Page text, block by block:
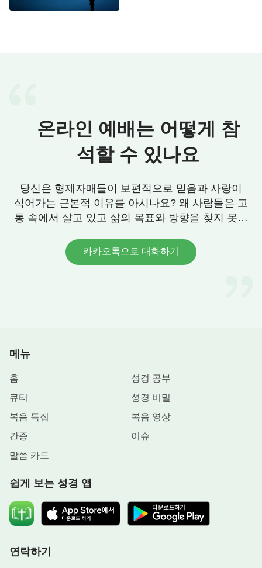
능력은 사람이 측량할 수 없고, 우주 만물의 모든 생
가정, 공부, 직장, 결혼, 일생의 복록과 평안, 사람의
전망, 생로병사 등 이 모든 것을 주관하거나 바꿀 수
있는 사람은 아무도 없습니다. 그것은 다 하나님께서
지금 딸의 병과 생사 그리고 딸이 살 수 있을지의 여
부는 가족 혹은 의사가 결정할 수 있는 문제가 아니
라 하나님께서 결정하시는 것입니다! 딸의 병은 하나
그녀의 가족은 하나님의 섭리에 기꺼이 순종하고, 또
한 하나님의 주재와 배치에 순종하는 욥의 태도를 본
님의 주재에 순종하기로 한 것입니다!
하나님의 뜻을 깨닫고 나니, 저를 비롯한 딸과 사
위 세 사람은 담대히 현실을 마주할 믿음이 생겼습니
다. 딸은 “엄마, 예전이라면 두려웠겠지만 지금은 하
어. 내 목숨은 하나님 손에 달려 있다는 것을 알아. 하
나님이 계셔서 난 아무것도 두렵지 않아. 하나님의
섭리에 순종할 거에요.”라고 의연하게 말했습니다.
히 편안하고 든든해졌습니다.
온라인 예배는 어떻게 참
석할 수 있나요
당신은 형제자매들이 보편적으로 믿음과 사랑이
식어가는 근본적 이유를 아시나요? 왜 사람들은 고
통 속에서 살고 있고 삶의 목표와 방향을 찾지 못할
카카오톡으로 대화하기
메뉴
홈
성경 공부
큐티
성경 비밀
복음 특집
복음 영상
간증
이슈
말씀 카드
쉽게 보는 성경 앱
연락하기